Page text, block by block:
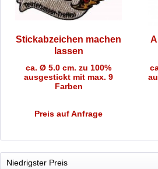
Stickabzeichen machen
lassen
ca. Ø 5.0 cm. zu 100%
ausgestickt mit max. 9
Farben
Preis auf Anfrage